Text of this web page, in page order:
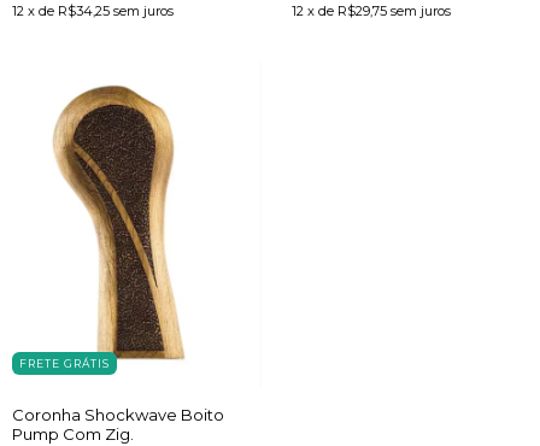
12 x de R$34,25 sem juros 12 x de R$29,75 sem juros
FRETE GRÁTIS
Coronha Shockwave Boito
Pump Com Zig.